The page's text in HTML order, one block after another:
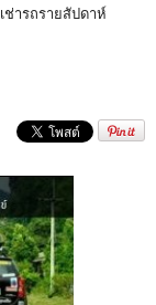
เช่ารถรายสัปดาห์